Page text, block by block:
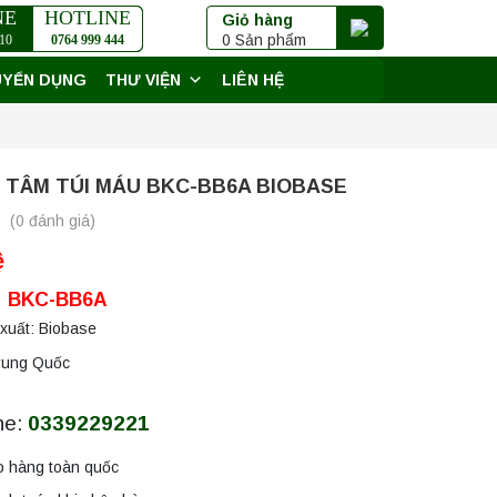
Giỏ hàng
0 Sản phẩm
HOTLINE
0764 999 444
DỤNG THƯ VIỆN LIÊN HỆ
TÂM TÚI MÁU BKC-BB6A BIOBASE
(0 đánh giá)
BB6A
Biobase
Quốc
0339229221
hàng toàn quốc